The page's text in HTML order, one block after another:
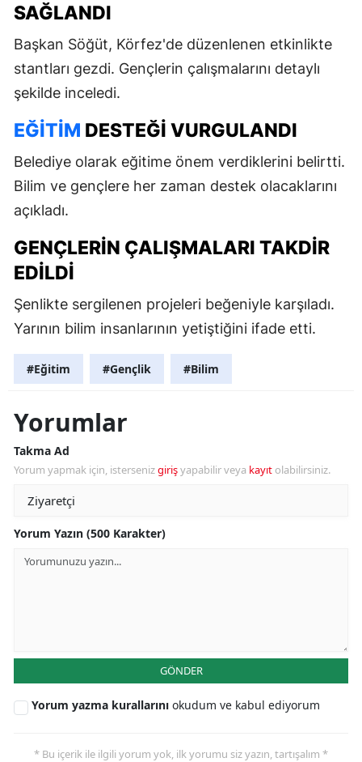
SAĞLANDI
Başkan Söğüt, Körfez'de düzenlenen etkinlikte
stantları gezdi. Gençlerin çalışmalarını detaylı
şekilde inceledi.
EĞITIM DESTEĞI VURGULANDI
Belediye olarak eğitime önem verdiklerini belirtti.
Bilim ve gençlere her zaman destek olacaklarını
açıkladı.
GENÇLERIN ÇALIŞMALARI TAKDIR
EDILDI
Şenlikte sergilenen projeleri beğeniyle karşıladı.
Yarının bilim insanlarının yetiştiğini ifade etti.
#Eğitim #Gençlik #Bilim
Yorumlar
Takma Ad
Yorum yapmak için, istersenizgirişyapabilir veya kayıt olabilirsiniz.
Yorum Yazın (500 Karakter)
GÖNDER
Yorum yazma kurallarını okudum ve kabul ediyorum
* Bu içerik ile ilgili yorum yok, ilk yorumu siz yazın, tartışalım *